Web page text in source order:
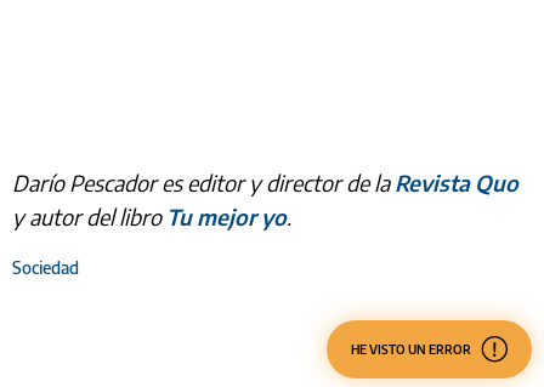
Darío Pescador es editor y director de laRevista Quo
y autor del libro Tu mejor yo.
Sociedad
HE VISTO UN ERROR